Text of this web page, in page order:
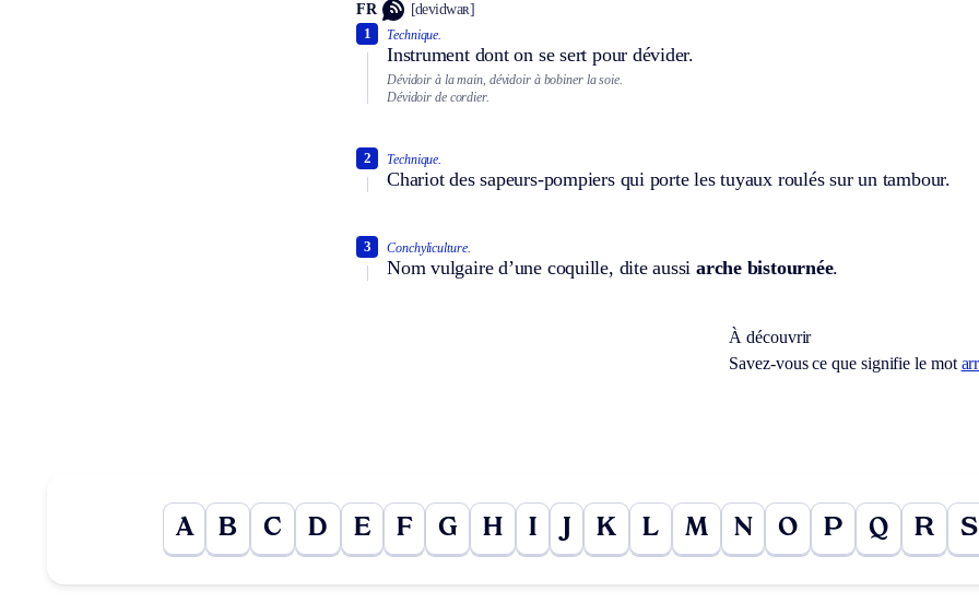
FR [devidwaʀ]
Technique.
Instrument dont on se sert pour dévider.
1
Dévidoir à la main, dévidoir à bobiner la soie.
Dévidoir de cordier.
Technique.
Chariot des sapeurs-pompiers qui porte les tuyaux roulés sur un tambour.
2
Conchyliculture.
Nom vulgaire d’une coquille, dite aussiarche bistournée.
3
À découvrir
Savez-vous ce que signifie le mot
A B C D E F G H I K L M N O P Q R S